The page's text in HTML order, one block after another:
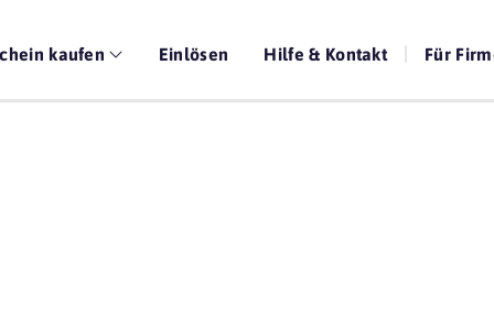
kaufen Einlösen Hilfe & Kontakt Für